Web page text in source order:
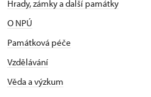
Hrady, zámky a další památky
O NPÚ
Památková péče
Vzdělávání
Věda a výzkum